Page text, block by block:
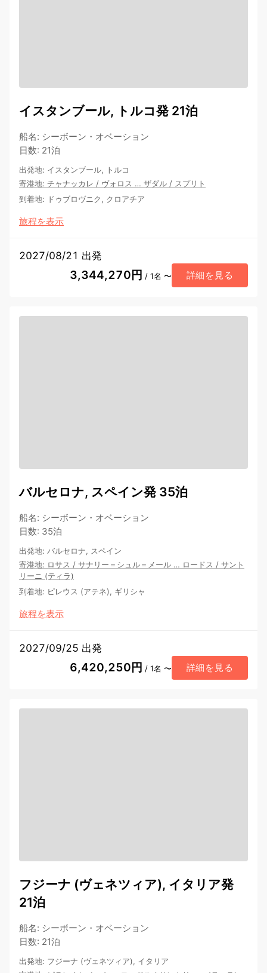
イスタンブール, トルコ発 21泊
船名: シーボーン・オベーション
日数: 21泊
出発地: イスタンブール, トルコ
寄港地: チャナッカレ / ヴォロス … ザダル / スプリト
到着地: ドゥブロヴニク, クロアチア
旅程を表示
2027/08/21 出発
3,344,270円 / 1名 〜 詳細を見る
バルセロナ, スペイン発 35泊
船名: シーボーン・オベーション
日数: 35泊
出発地: バルセロナ, スペイン
寄港地: ロサス / サナリー＝シュル＝メール … ロードス / サント
リーニ (ティラ)
到着地: ピレウス (アテネ), ギリシャ
旅程を表示
2027/09/25 出発
6,420,250円 / 1名 〜 詳細を見る
フジーナ (ヴェネツィア), イタリア発
21泊
船名: シーボーン・オベーション
日数: 21泊
出発地: フジーナ (ヴェネツィア), イタリア